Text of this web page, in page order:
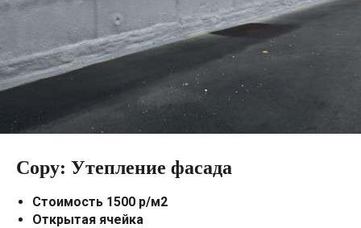
Copy: Утепление фасада
Стоимость 1500 р/м2
Открытая ячейка